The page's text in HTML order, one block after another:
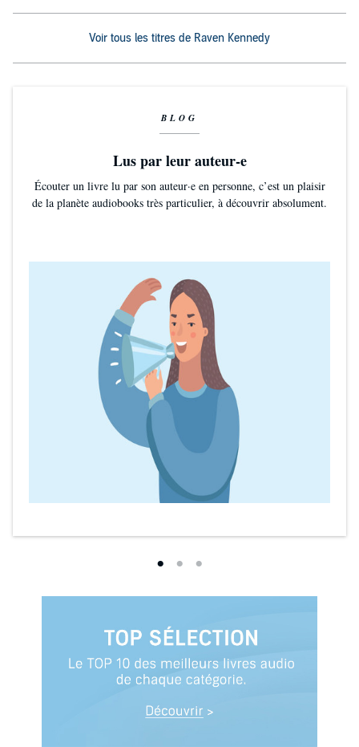
Voir tous les titres de Raven Kennedy
BLOG
Lus par leur auteur-e
Écouter un livre lu par son auteur·e en personne, c’est un plaisir
de la planète audiobooks très particulier, à découvrir absolument.